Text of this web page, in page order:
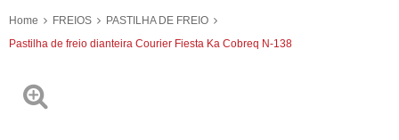
Home FREIOS
PASTILHA DE FREIO
Pastilha de freio dianteira Courier Fiesta Ka Cobreq N-138